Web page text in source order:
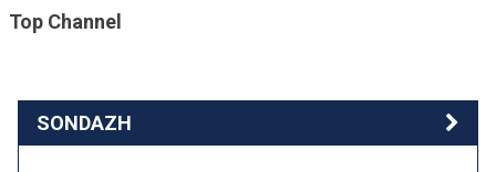
Top Channel
SONDAZH